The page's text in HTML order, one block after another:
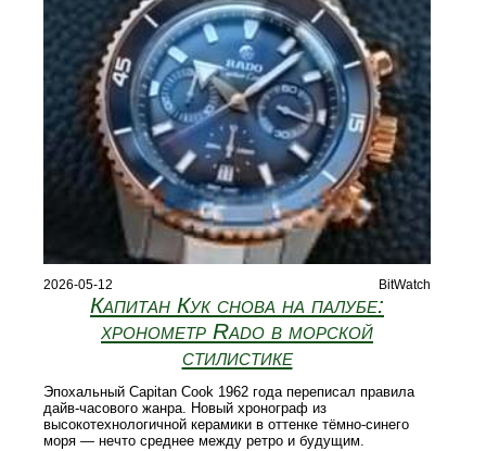
2026-05-12 BitWatch
Капитан Кук снова на палубе:
хронометр Rado в морской
стилистике
Эпохальный Capitan Cook 1962 года переписал правила
дайв-часового жанра. Новый хронограф из
высокотехнологичной керамики в оттенке тёмно-синего
моря — нечто среднее между ретро и будущим.